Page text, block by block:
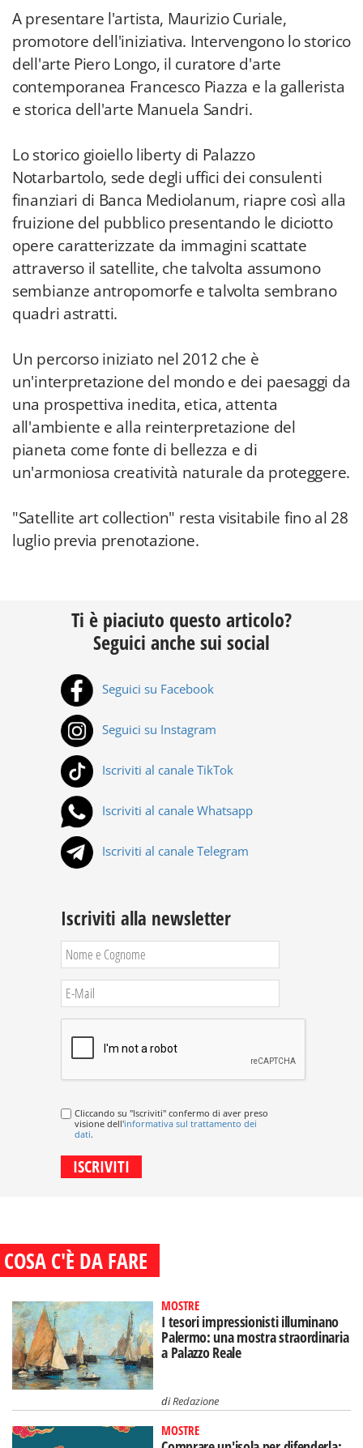
A presentare l'artista, Maurizio Curiale,
promotore dell'iniziativa. Intervengono lo storico
dell'arte Piero Longo, il curatore d'arte
contemporanea Francesco Piazza e la gallerista
e storica dell'arte Manuela Sandri.
Lo storico gioiello liberty di Palazzo
Notarbartolo, sede degli uffici dei consulenti
finanziari di Banca Mediolanum, riapre così alla
fruizione del pubblico presentando le diciotto
opere caratterizzate da immagini scattate
attraverso il satellite, che talvolta assumono
sembianze antropomorfe e talvolta sembrano
quadri astratti.
Un percorso iniziato nel 2012 che è
un'interpretazione del mondo e dei paesaggi da
una prospettiva inedita, etica, attenta
all'ambiente e alla reinterpretazione del
pianeta come fonte di bellezza e di
un'armoniosa creatività naturale da proteggere.
"Satellite art collection" resta visitabile fino al 28
luglio previa prenotazione.
Ti è piaciuto questo articolo?
Seguici anche sui social
Seguici su Facebook
Seguici su Instagram
Iscriviti al canale TikTok
Iscriviti al canale Whatsapp
Iscriviti al canale Telegram
Iscriviti alla newsletter
Cliccando su "Iscriviti" confermo di aver preso
visione dell'informativa sul trattamento dei
dati.
COSA C'È DA FARE
MOSTRE
I tesori impressionisti illuminano
Palermo: una mostra straordinaria
a Palazzo Reale
diRedazione
MOSTRE